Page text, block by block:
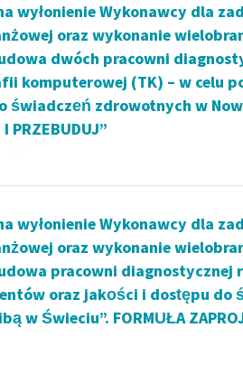
wyłonienie Wykonawcy dla
oraz wykonanie
dwóch pracowni
komputerowej (TK) – w celu
świadczeń zdrowotnych w
PRZEBUDUJ”
wyłonienie Wykonawcy dla
oraz wykonanie
pracowni diagnostycznej
oraz jakości i dostępu do
w Świeciu”. FORMUŁA